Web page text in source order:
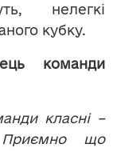
нелегкі
кубку.
команди
класні –
Приємно що